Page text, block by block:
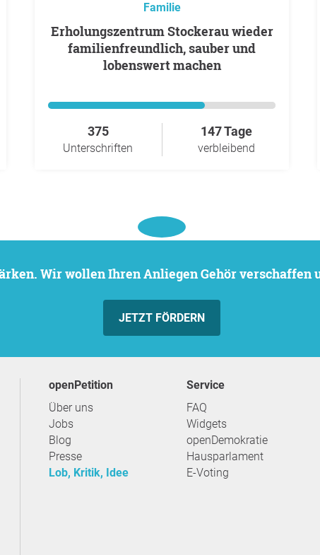
Familie
Erholungszentrum Stockerau wieder
familienfreundlich, sauber und
lobenswert machen
375
Unterschriften
147 Tage
verbleibend
Wir wollen Ihren Anliegen Gehör
JETZT FÖRDERN
openPetition
Über uns
Jobs
Blog
Presse
Lob, Kritik, Idee
Service
FAQ
Widgets
openDemokratie
Hausparlament
E-Voting